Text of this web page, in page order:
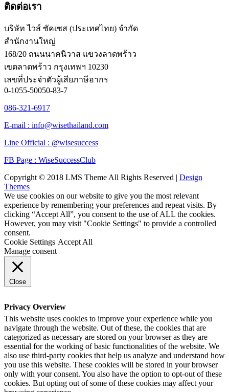
ติดต่อเรา
บริษัท ไวส์ ซัคเซส (ประเทศไทย) จำกัด
สำนักงานใหญ่
168/20 ถนนนาคนิวาส แขวงลาดพร้าว
เขตลาดพร้าว กรุงเทพฯ 10230
เลขที่ประจำตัวผู้เสียภาษีอากร
0-1055-50050-83-7
086-321-6917
E-mail : info@wisethailand.com
Line Official : @wisesuccess
FB Page : WiseSuccessClub
Copyright © 2018 LMS Theme All Rights Reserved | Design
Themes
We use cookies on our website to give you the most relevant
experience by remembering your preferences and repeat visits. By
clicking “Accept All”, you consent to the use of ALL the cookies.
However, you may visit "Cookie Settings" to provide a controlled
consent.
Cookie Settings Accept All
Manage consent
Close
Privacy Overview
This website uses cookies to improve your experience while you
navigate through the website. Out of these, the cookies that are
categorized as necessary are stored on your browser as they are
essential for the working of basic functionalities of the website. We
also use third-party cookies that help us analyze and understand how
you use this website. These cookies will be stored in your browser
only with your consent. You also have the option to opt-out of these
cookies. But opting out of some of these cookies may affect your